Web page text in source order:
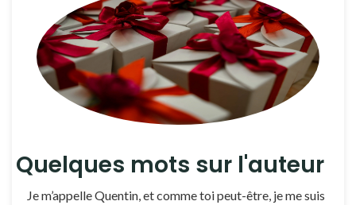
Quelques mots sur l'auteur
Je m’appelle Quentin, et comme toi peut-être, je me suis